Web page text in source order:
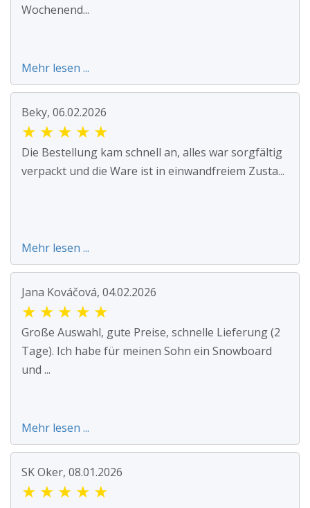
Wochenend...
Mehr lesen ...
Beky, 06.02.2026
★ ★ ★ ★ ★
Die Bestellung kam schnell an, alles war sorgfältig
verpackt und die Ware ist in einwandfreiem Zusta...
Mehr lesen ...
Jana Kováčová, 04.02.2026
★ ★ ★ ★ ★
Große Auswahl, gute Preise, schnelle Lieferung (2
Tage). Ich habe für meinen Sohn ein Snowboard
und ...
Mehr lesen ...
SK Oker, 08.01.2026
★ ★ ★ ★ ★